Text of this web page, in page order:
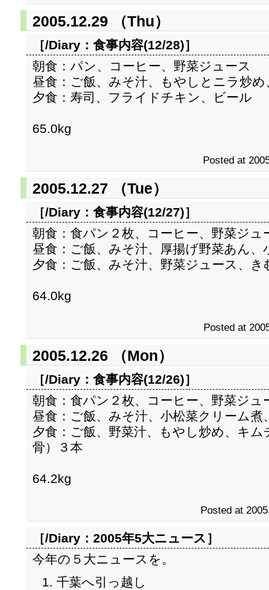
2005.12.29 （Thu）
［/Diary： 食事内容(12/28)］
朝食：パン、コーヒー、野菜ジュース
昼食：ご飯、みそ汁、もやしとニラ炒め
夕食：寿司、フライドチキン、ビール
65.0kg
Posted at
2005.12.27 （Tue）
［/Diary： 食事内容(12/27)］
朝食：食パン２枚、コーヒー、野菜ジュ
昼食：ご飯、みそ汁、厚揚げ野菜あん、
夕食：ご飯、みそ汁、野菜ジュース、
64.0kg
Posted at
2005.12.26 （Mon）
［/Diary： 食事内容(12/26)］
朝食：食パン２枚、コーヒー、野菜ジュ
昼食：ご飯、みそ汁、小松菜クリーム煮
夕食：ご飯、野菜汁、もやし炒め、キ
骨）３本
64.2kg
Posted at
［/Diary： 2005年5大ニュース ］
今年の５大ニュースを。
千葉へ引っ越し